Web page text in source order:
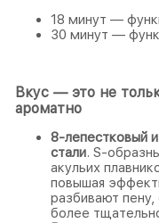
18 минут —
30 минут —
Вкус — это не
ароматно
8-лепестковый
стали. S-
акульих
повышая
разбивают
более